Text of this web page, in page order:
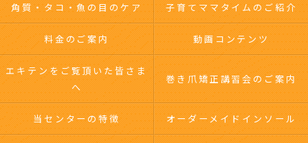
角質・タコ・魚の目のケア 子育てママタイムのご紹介
料金のご案内 動画コンテンツ
エキテンをご覧頂いた皆さま
へ
巻き爪矯正講習会のご案内
当センターの特徴 オーダーメイドインソール